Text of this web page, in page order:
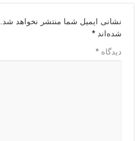
نشانی ایمیل شما منتشر نخواهد شد.
شده‌اند*
دیدگاه*